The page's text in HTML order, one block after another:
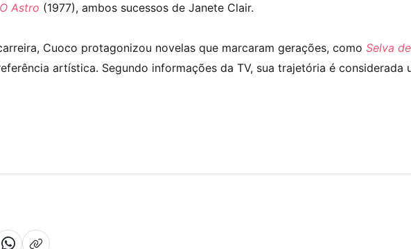
O Astro (1977), ambos sucessos de Janete Clair.
Cuoco protagonizou novelas que marcaram gerações, como Selva
artística. Segundo informações da TV, sua trajetória é considerada